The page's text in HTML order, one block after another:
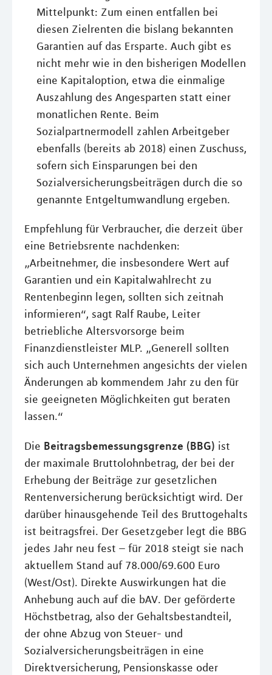
Mittelpunkt: Zum einen entfallen bei
diesen Zielrenten die bislang bekannten
Garantien auf das Ersparte. Auch gibt es
nicht mehr wie in den bisherigen Modellen
eine Kapitaloption, etwa die einmalige
Auszahlung des Angesparten statt einer
monatlichen Rente. Beim
Sozialpartnermodell zahlen Arbeitgeber
ebenfalls (bereits ab 2018) einen Zuschuss,
sofern sich Einsparungen bei den
Sozialversicherungsbeiträgen durch die so
genannte Entgeltumwandlung ergeben.
Empfehlung für Verbraucher, die derzeit über
eine Betriebsrente nachdenken:
„Arbeitnehmer, die insbesondere Wert auf
Garantien und ein Kapitalwahlrecht zu
Rentenbeginn legen, sollten sich zeitnah
informieren“, sagt Ralf Raube, Leiter
betriebliche Altersvorsorge beim
Finanzdienstleister MLP. „Generell sollten
sich auch Unternehmen angesichts der vielen
Änderungen ab kommendem Jahr zu den für
sie geeigneten Möglichkeiten gut beraten
lassen.“
Die Beitragsbemessungsgrenze (BBG) ist
der maximale Bruttolohnbetrag, der bei der
Erhebung der Beiträge zur gesetzlichen
Rentenversicherung berücksichtigt wird. Der
darüber hinausgehende Teil des Bruttogehalts
ist beitragsfrei. Der Gesetzgeber legt die BBG
jedes Jahr neu fest – für 2018 steigt sie nach
aktuellem Stand auf 78.000/69.600 Euro
(West/Ost). Direkte Auswirkungen hat die
Anhebung auch auf die bAV. Der geförderte
Höchstbetrag, also der Gehaltsbestandteil,
der ohne Abzug von Steuer- und
Sozialversicherungsbeiträgen in eine
Direktversicherung, Pensionskasse oder